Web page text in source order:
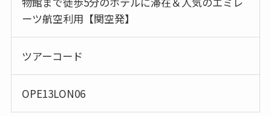
ーツ航空利用【関空発】
ツアーコード
OPE13LON06